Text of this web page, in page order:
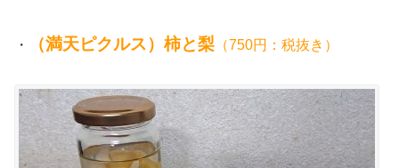
・ （満天ピクルス）柿と梨 （750円：税抜き）